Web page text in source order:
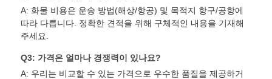
A: 화물 비용은 운송 방법(해상/항공) 및 목적지 항구/공항에
따라 다릅니다. 정확한 견적을 위해 구체적인 내용을 기재해
주세요.
Q3: 가격은 얼마나 경쟁력이 있나요?
A: 우리는 비교할 수 있는 가격으로 우수한 품질을 제공하거